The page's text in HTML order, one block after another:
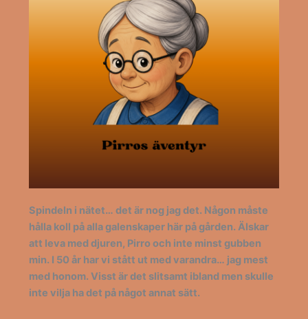
Spindeln i nätet… det är nog jag det. Någon måste
hålla koll på alla galenskaper här på gården. Älskar
att leva med djuren, Pirro och inte minst gubben
min. I 50 år har vi stått ut med varandra… jag mest
med honom. Visst är det slitsamt ibland men skulle
inte vilja ha det på något annat sätt.